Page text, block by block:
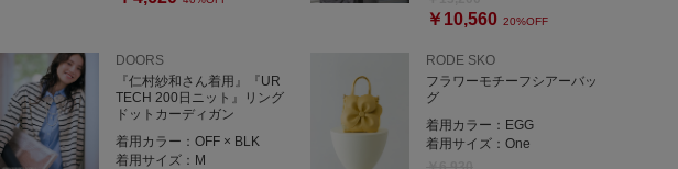
￥10,560 20%OFF
DOORS
『仁村紗和さん着用』『UR
TECH 200日ニット』リング
ドットカーディガン
着用カラー： OFF × BLK
着用サイズ： M
RODE SKO
フラワーモチーフシアーバッ
グ
着用カラー： EGG
着用サイズ： One